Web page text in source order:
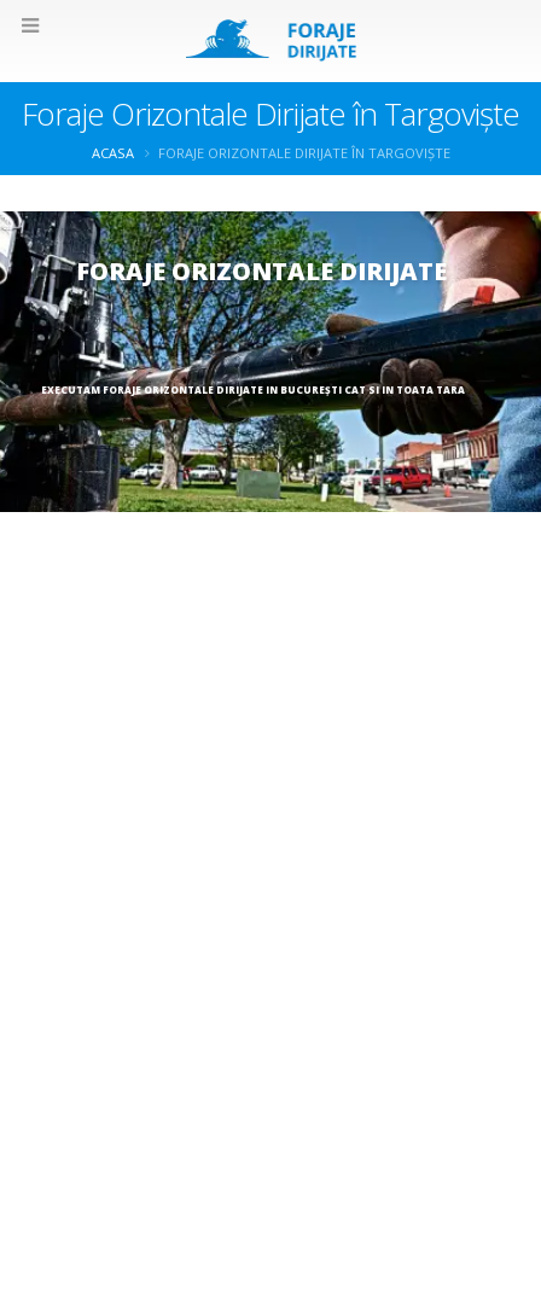
Foraje Orizontale Dirijate în Targoviște
ACASA FORAJE ORIZONTALE DIRIJATE ÎN TARGOVIȘTE
FORAJE ORIZONTALE DIRIJATE
EXECUTAM FORAJE ORIZONTALE DIRIJATE IN BUCUREȘTI CAT SI IN TOATA TARA